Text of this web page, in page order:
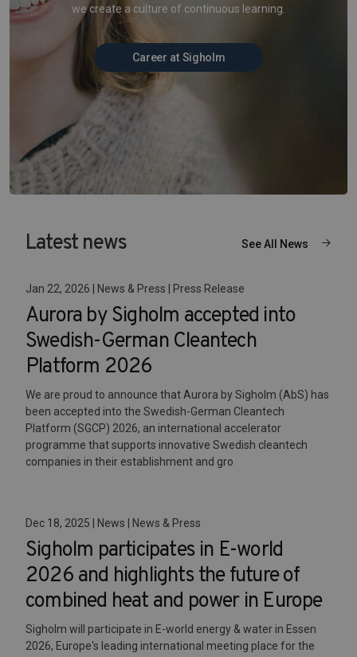
we create a culture of continuous learning.
Career at Sigholm
Latest news See All News
Jan 22, 2026 | News & Press | Press Release
Aurora by Sigholm accepted into
Swedish-German Cleantech
Platform 2026
We are proud to announce that Aurora by Sigholm (AbS) has
been accepted into the Swedish-German Cleantech
Platform (SGCP) 2026, an international accelerator
programme that supports innovative Swedish cleantech
companies in their establishment and gro
Dec 18, 2025 | News | News & Press
Sigholm participates in E-world
2026 and highlights the future of
combined heat and power in Europe
Sigholm will participate in E-world energy & water in Essen
2026, Europe's leading international meeting place for the